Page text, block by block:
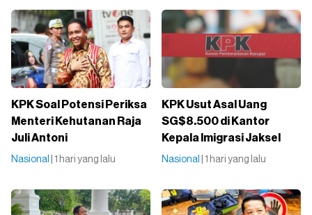
KPK Soal Potensi Periksa
Menteri Kehutanan Raja
Juli Antoni
Nasional | 1 hari yang lalu
KPK Usut Asal Uang
SG$8.500 di Kantor
Kepala Imigrasi Jaksel
Nasional | 1 hari yang lalu